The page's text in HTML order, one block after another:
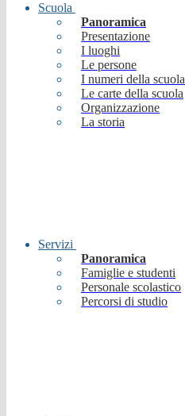
Scuola
Panoramica
Presentazione
I luoghi
Le persone
I numeri della scuola
Le carte della scuola
Organizzazione
La storia
Servizi
Panoramica
Famiglie e studenti
Personale scolastico
Percorsi di studio